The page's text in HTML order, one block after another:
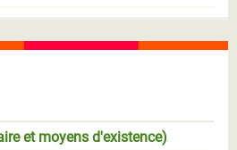
et moyens d'existence)